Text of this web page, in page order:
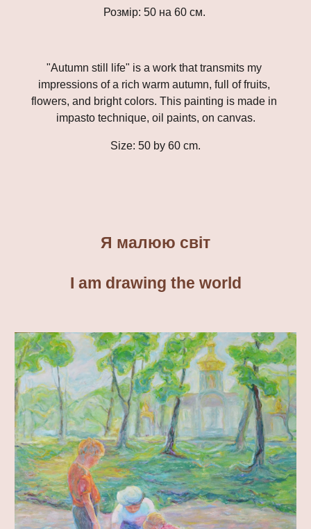
Розмір: 50 на 60 см.
"Autumn still life" is a work that transmits my
impressions of a rich warm autumn, full of fruits,
impasto technique, oil paints, on canvas.
Size: 50 by 60 cm.
Я малюю світ
I am drawing the world